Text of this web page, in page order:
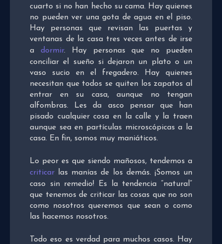
cuarto si no han hecho su cama. Hay quienes
no pueden ver una gota de agua en el piso.
Hay personas que revisan las puertas y
ventanas de la casa tres veces antes de irse
a dormir. Hay personas que no pueden
conciliar el sueño si dejaron un plato o un
vaso sucio en el fregadero. Hay quienes
necesitan que todos se quiten los zapatos al
entrar en su casa, aunque no tengan
alfombras. Les da asco pensar que han
pisado cualquier cosa en la calle y la traen
aunque sea en partículas microscópicas a la
casa. En fin, somos muy maniáticos.
Lo peor es que siendo mañosos, tendemos a
criticar las manías de los demás. ¡Somos un
caso sin remedio! Es la tendencia “natural”
que tenemos de criticar las cosas que no son
como nosotros queremos que sean o como
las hacemos nosotros.
Todo eso es verdad para muchos casos. Hay